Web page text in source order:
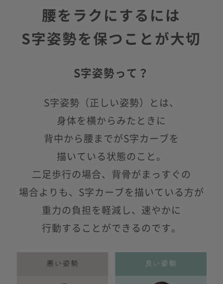
腰をラクにするには
S字姿勢を保つことが大切
S字姿勢って？
S字姿勢（正しい姿勢）とは、
身体を横からみたときに
背中から腰までがS字カーブを
描いている状態のこと。
二足歩行の場合、背骨がまっすぐの
場合よりも、S字カーブを描いている方が
重力の負担を軽減し、速やかに
行動することができるのです。